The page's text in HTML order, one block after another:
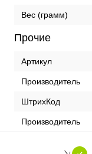
Вес (грамм)
Прочие
Артикул
Производитель
ШтрихКод
Производитель